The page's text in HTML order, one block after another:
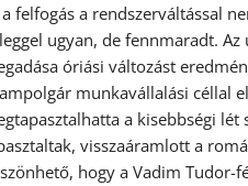
a felfogás a rendszerváltással
ugyan, de fennmaradt.
óriási változást
munkavállalási céllal
a kisebbségi
visszaáramlott a
hogy a Vadim